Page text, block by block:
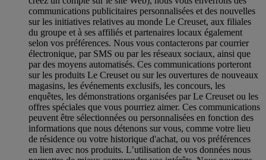
communications publicitaires personnalisées et des nouvelles
sur les initiatives relatives au monde Le Creuset, aux filiales
du groupe et à ses affiliés et partenaires locaux également
selon vos préférences. Nous vous contacterons par courrier
électronique, par SMS ou par les réseaux sociaux, ainsi que
par des moyens automatisés. Ces communications porteront
sur les produits Le Creuset ou sur les ouvertures de nouveaux
magasins, les événements exclusifs, les concours, les
enquêtes, les démonstrations organisées par Le Creuset ou les
offres spéciales que vous pourriez aimer. Ces communications
peuvent être sélectionnées ou personnalisées en fonction des
informations que nous détenons sur vous, comme votre lieu
de résidence ou votre historique d'achat, ou vos préférences
en lien avec nos produits. L’utilisation de vos données nous